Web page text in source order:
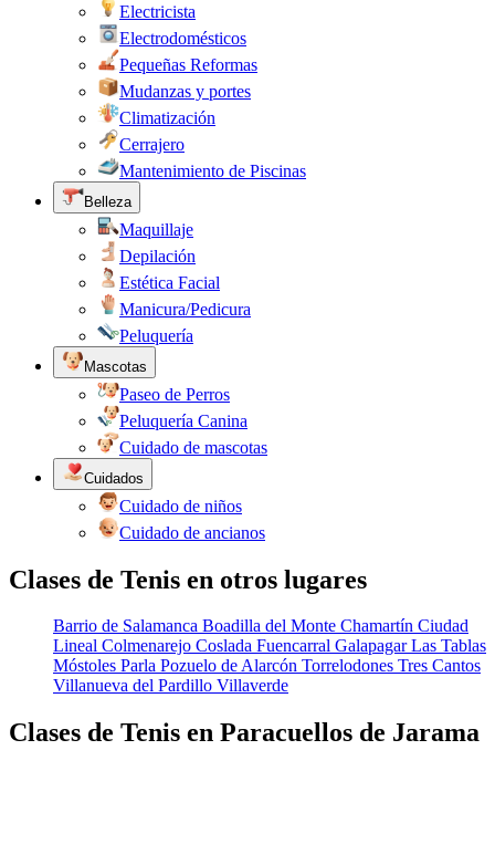
Electricista
Electrodomésticos
Pequeñas Reformas
Mudanzas y portes
Climatización
Cerrajero
Mantenimiento de Piscinas
Belleza
Maquillaje
Depilación
Estética Facial
Manicura/Pedicura
Peluquería
Mascotas
Paseo de Perros
Peluquería Canina
Cuidado de mascotas
Cuidados
Cuidado de niños
Cuidado de ancianos
Clases de Tenis en otros lugares
Barrio de Salamanca Boadilla del Monte Chamartín Ciudad
Lineal Colmenarejo Coslada Fuencarral Galapagar Las Tablas
Móstoles Parla Pozuelo de Alarcón Torrelodones Tres Cantos
Villanueva del Pardillo Villaverde
Clases de Tenis en Paracuellos de Jarama